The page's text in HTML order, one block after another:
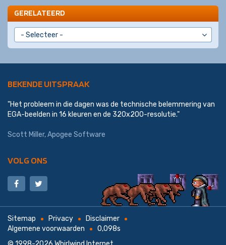
GERELATEERD
BEKENDE UITSPRAAK
"Het probleem in die dagen was de technische belemmering van
EGA-beelden in 16 kleuren en de 320x200-resolutie."
Scott Miller,Apogee Software
VOLG ONS
Sitemap Privacy
Disclaimer
Algemene voorwaarden
0,098s